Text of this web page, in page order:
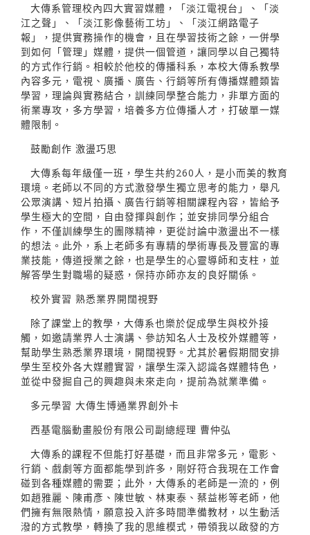
大傳系管理校內四大實習媒體，「淡江電視台」、「淡
江之聲」、「淡江影像藝術工坊」、「淡江網路電子
報」，提供實務操作的機會，且在學習技術之餘，一併學
到如何「管理」媒體，提供一個管道，讓同學以自己獨特
的方式作行銷。相較於他校的傳播科系，本校大傳系教學
內容多元，電視、廣播、廣告、行銷等所有傳播媒體類皆
學習，理論與實務結合，訓練同學整合能力，非單方面的
術業專攻，多方學習，培養多方位傳播人才，打破單一媒
體限制。
鼓勵創作 激盪巧思
大傳系每年級僅一班，學生共約260人，是小而美的教育
環境。老師以不同的方式激發學生獨立思考的能力，舉凡
公眾演講、短片拍攝、廣告行銷等相關課程內容，皆給予
學生極大的空間，自由發揮與創作；並安排同學分組合
作，不僅訓練學生的團隊精神，更從討論中激盪出不一樣
的想法。此外，系上老師多有專精的學術專長及豐富的專
業技能，傳道授業之餘，也是學生的心靈導師和支柱，並
解答學生對職場的疑惑，保持亦師亦友的良好關係。
校外實習 熟悉業界開闊視野
除了課堂上的教學，大傳系也樂於促成學生與校外接
觸，如邀請業界人士演講、參訪知名人士及校外媒體等，
幫助學生熟悉業界環境，開闊視野。尤其於暑假期間安排
學生至校外各大媒體實習，讓學生深入認識各媒體特色，
並從中發掘自己的興趣與未來走向，提前為就業準備。
多元學習 大傳生博通業界創外卡
西基電腦動畫股份有限公司副總經理 曹仲弘
大傳系的課程不但能打好基礎，而且非常多元，電影、
行銷、戲劇等方面都能學到許多，剛好符合我現在工作會
碰到各種媒體的需要；此外，大傳系的老師是一流的，例
如趙雅麗、陳甫彥、陳世敏、林東泰、蔡益彬等老師，他
們擁有無限熱情，願意投入許多時間準備教材，以生動活
潑的方式教學，轉換了我的思維模式，帶領我以啟發的方